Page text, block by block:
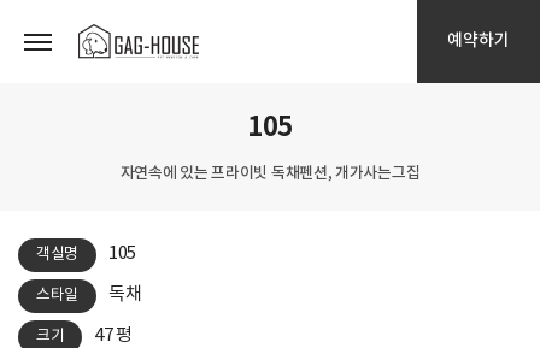
예약하기
105
자연속에 있는 프라이빗 독채펜션, 개가사는그집
객실명 105
스타일 독채
크기 47 평